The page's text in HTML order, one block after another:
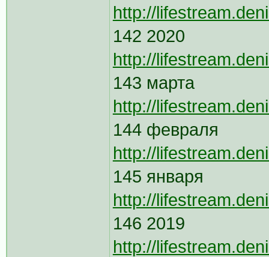
http://
142 2020
http://
143 марта
http://
144 февраля
http://
145 января
http://
146 2019
http://